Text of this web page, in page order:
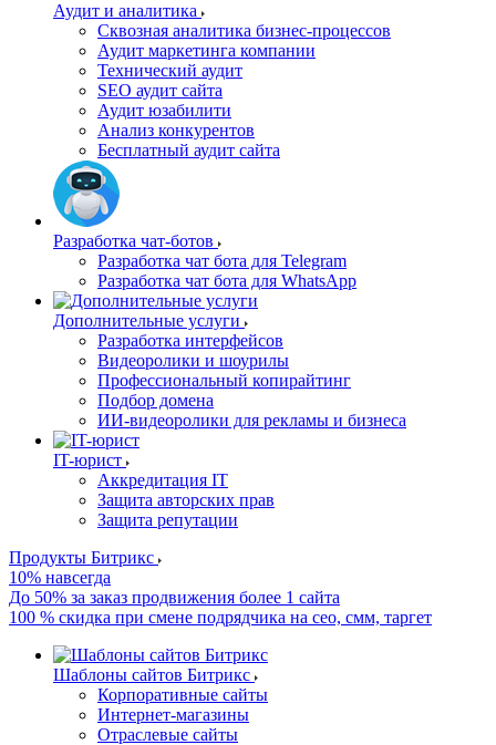
Аудит и аналитика
Сквозная аналитика бизнес-процессов
Аудит маркетинга компании
Технический аудит
SEO аудит сайта
Аудит юзабилити
Анализ конкурентов
Бесплатный аудит сайта
Разработка чат-ботов
Разработка чат бота для Telegram
Разработка чат бота для WhatsApp
Дополнительные услуги
Разработка интерфейсов
Видеоролики и шоурилы
Профессиональный копирайтинг
Подбор домена
ИИ-видеоролики для рекламы и бизнеса
IT-юрист
Аккредитация IT
Защита авторских прав
Защита репутации
Продукты Битрикс
10% навсегда
До 50% за заказ продвижения более 1 сайта
100 % скидка при смене подрядчика на сео, смм, таргет
Шаблоны сайтов Битрикс
Корпоративные сайты
Интернет-магазины
Отраслевые сайты